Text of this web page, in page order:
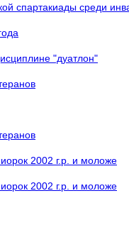
спартакиады среди
"дуатлон"
2002 г.р. и моложе
2002 г.р. и моложе